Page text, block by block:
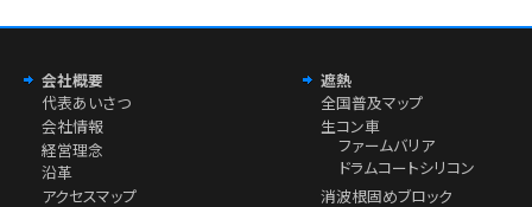
会社概要
代表あいさつ
会社情報
経営理念
沿革
アクセスマップ
遮熱
全国普及マップ
生コン車
ファームバリア
ドラムコートシリコン
消波根固めブロック